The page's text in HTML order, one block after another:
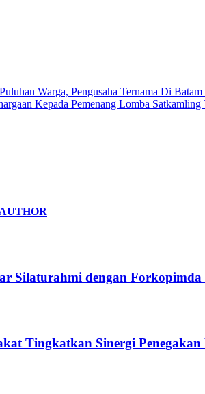
Warga, Pengusaha Ternama Di
Kepada Pemenang Lomba
Silaturahmi dengan
Tingkatkan Sinergi